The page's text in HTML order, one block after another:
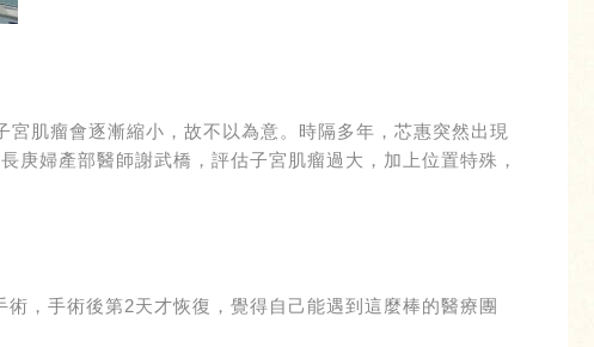
肌瘤會逐漸縮小，故不以為意。時隔多年，芯惠突然出現
婦產部醫師謝武橋，評估子宮肌瘤過大，加上位置特殊，
，手術後第2天才恢復，覺得自己能遇到這麼棒的醫療團